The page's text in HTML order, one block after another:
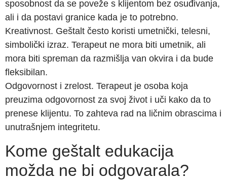
sposobnost da se poveže s klijentom bez osuđivanja,
ali i da postavi granice kada je to potrebno.
Kreativnost. Geštalt često koristi umetnički, telesni,
simbolički izraz. Terapeut ne mora biti umetnik, ali
mora biti spreman da razmišlja van okvira i da bude
fleksibilan.
Odgovornost i zrelost. Terapeut je osoba koja
preuzima odgovornost za svoj život i uči kako da to
prenese klijentu. To zahteva rad na ličnim obrascima i
unutrašnjem integritetu.
Kome geštalt edukacija
možda ne bi odgovarala?